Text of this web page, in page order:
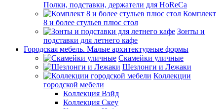
Полки, подставки, держатели для HoReCa
Комплект
8 и более стульев плюс стол
Зонты и
подставки для летнего кафе
Городская мебель. Малые архитектурные формы
Скамейки уличные
Шезлонги и Лежаки
Коллекции
городской мебели
Коллекция Вэйд
Коллекция Скеу